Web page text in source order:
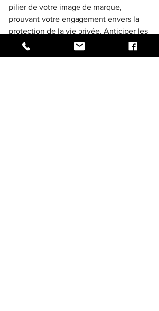
pilier de votre image de marque,
prouvant votre engagement envers la
protection de la vie privée. Anticiper les
menaces assure une continuité